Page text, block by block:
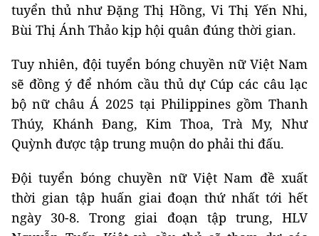
tuyển thủ như Đặng Thị Hồng, Vi Thị Yến Nhi,
Bùi Thị Ánh Thảo kịp hội quân đúng thời gian.
Tuy nhiên, đội tuyển bóng chuyền nữ Việt Nam
sẽ đồng ý để nhóm cầu thủ dự Cúp các câu lạc
bộ nữ châu Á 2025 tại Philippines gồm Thanh
Thúy, Khánh Đang, Kim Thoa, Trà My, Như
Quỳnh được tập trung muộn do phải thi đấu.
Đội tuyển bóng chuyền nữ Việt Nam đề xuất
thời gian tập huấn giai đoạn thứ nhất tới hết
ngày 30-8. Trong giai đoạn tập trung, HLV